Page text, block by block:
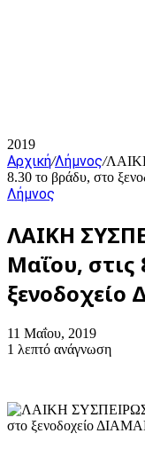
2019
Αρχική/Λήμνος/
8.30 το βράδυ, στο
Λήμνος
ΛΑΙΚΗ
Μαΐου, στις
11 Μαΐου, 2019
1 λεπτό ανάγνωση